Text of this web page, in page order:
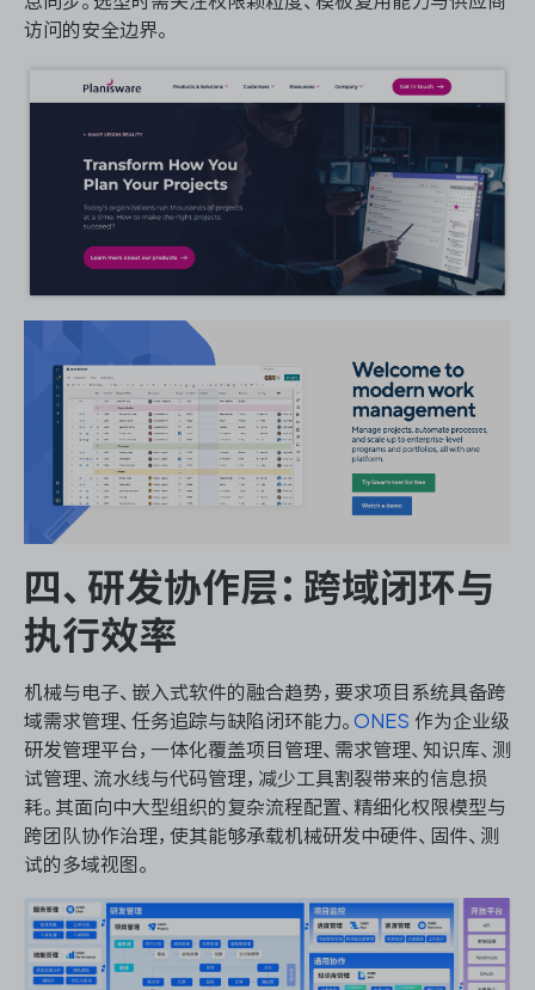
访问的安全边界。
四、研发协作层：跨域闭环与
执行效率
机械与电子、嵌入式软件的融合趋势，要求项目系统具备跨
域需求管理、任务追踪与缺陷闭环能力。 ONES 作为企业级
研发管理平台，一体化覆盖项目管理、需求管理、知识库、测
试管理、流水线与代码管理，减少工具割裂带来的信息损
耗。其面向中大型组织的复杂流程配置、精细化权限模型与
跨团队协作治理，使其能够承载机械研发中硬件、固件、测
试的多域视图。